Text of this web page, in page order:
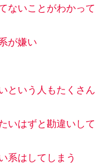
ないことがわかって
が嫌い
という人もたくさん
いはずと勘違いして
系はしてしまう